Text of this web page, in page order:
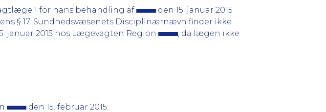
1 for hans behandling af
den 15. januar 2015
§ 17. Sundhedsvæsenets Disciplinærnævn finder ikke
januar 2015 hos Lægevagten Region
, da lægen ikke
den 15. februar 2015.